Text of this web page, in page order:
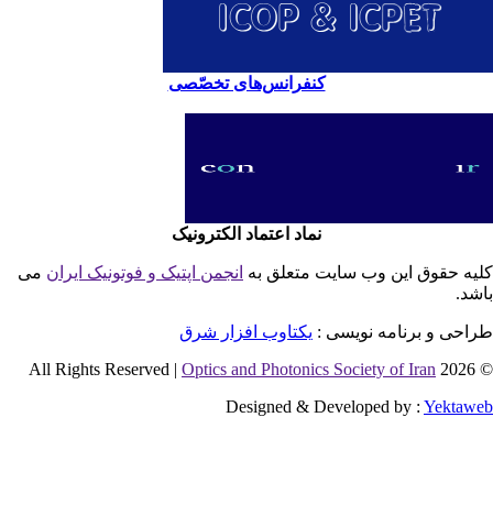
کنفرانس‌های تخصّصی
نماد اعتماد الکترونیک
حقوق این وب سایت متعلق بهانجمن اپتیک و فوتونیک ایران می
و برنامه نویسی : یکتاوب افزار شرق
©
Optics and Photonics Society of Iran
Designed & Developed by :